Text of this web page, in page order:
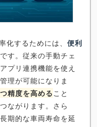
するためには、 便利
す。従来の手動チェ
プリ連携機能を使え
理が可能になりま
精度を高めること
ながります。さら
期的な車両寿命を延